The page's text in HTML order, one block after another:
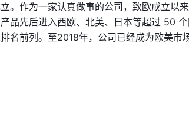
。作为一家认真做事的公司，致欧成立以
品先后进入西欧、北美、日本等超过 50
名前列。至2018年，公司已经成为欧美市